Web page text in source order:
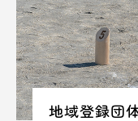
地域登録団